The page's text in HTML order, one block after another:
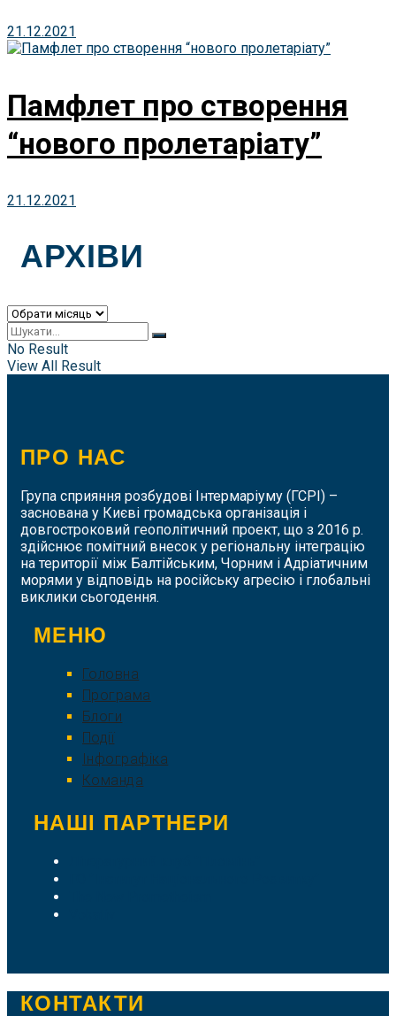
21.12.2021
Памфлет про створення
“нового пролетаріату”
21.12.2021
АРХІВИ
Архіви
No Result
View All Result
ПРО НАС
Група сприяння розбудові Інтермаріуму (ГСРІ) –
заснована у Києві громадська організація і
довгостроковий геополітичний проект, що з 2016 р.
здійснює помітний внесок у регіональну інтеграцію
на території між Балтійським, Чорним і Адріатичним
морями у відповідь на російську агресію і глобальні
виклики сьогодення.
МЕНЮ
Головна
Програма
Блоги
Події
Інфографіка
Команда
НАШІ ПАРТНЕРИ
КОНТАКТИ